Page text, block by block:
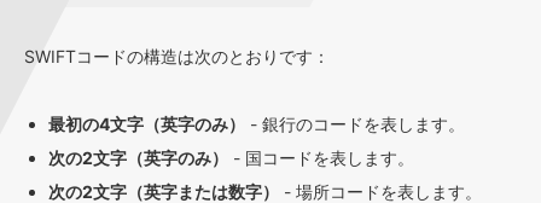
SWIFTコードの構造は次のとおりです：
最初の4文字（英字のみ）
- 銀行のコードを表します。
次の2文字（英字のみ）
- 国コードを表します。
次の2文字（英字または数字）
- 場所コードを表します。